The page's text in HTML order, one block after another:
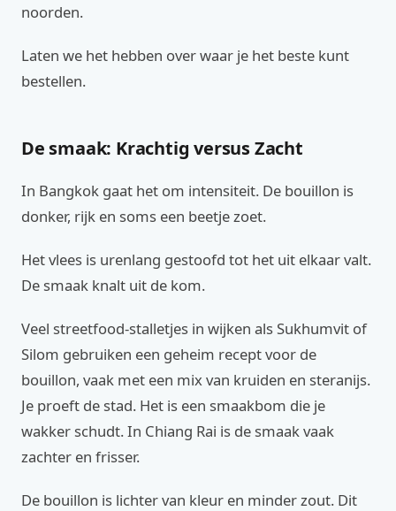
noorden.
Laten we het hebben over waar je het beste kunt
bestellen.
De smaak: Krachtig versus Zacht
In Bangkok gaat het om intensiteit. De bouillon is
donker, rijk en soms een beetje zoet.
Het vlees is urenlang gestoofd tot het uit elkaar valt.
De smaak knalt uit de kom.
Veel streetfood-stalletjes in wijken als Sukhumvit of
Silom gebruiken een geheim recept voor de
bouillon, vaak met een mix van kruiden en steranijs.
Je proeft de stad. Het is een smaakbom die je
wakker schudt. In Chiang Rai is de smaak vaak
zachter en frisser.
De bouillon is lichter van kleur en minder zout. Dit